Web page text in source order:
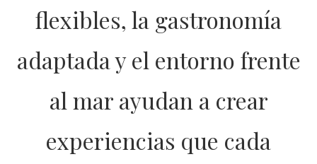
flexibles, la gastronomía
adaptada y el entorno frente
al mar ayudan a crear
experiencias que cada